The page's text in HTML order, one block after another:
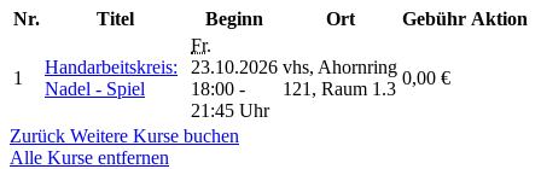
Nr. Titel Beginn Ort Gebühr Aktion
1
Handarbeitskreis:
Nadel - Spiel
Fr.
23.10.2026
18:00 -
21:45 Uhr
vhs, Ahornring
121, Raum 1.3
0,00 €
Zurück Weitere Kurse buchen
Alle Kurse entfernen